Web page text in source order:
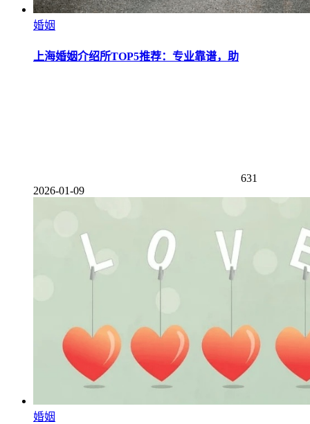
婚姻
上海婚姻介绍所TOP5推荐：专业靠谱，助
631
2026-01-09
婚姻